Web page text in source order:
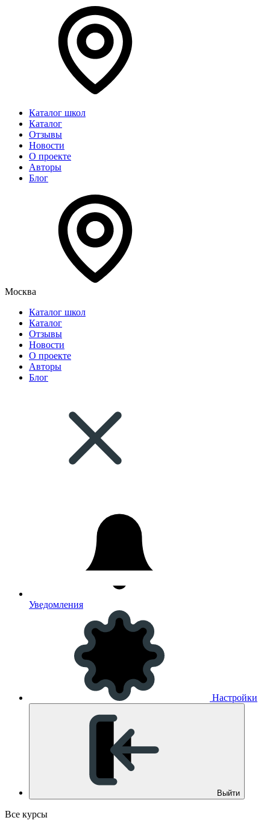
Каталог школ
Каталог
Отзывы
Новости
О проекте
Авторы
Блог
Москва
Каталог школ
Каталог
Отзывы
Новости
О проекте
Авторы
Блог
Уведомления
Настройки
Выйти
Все курсы